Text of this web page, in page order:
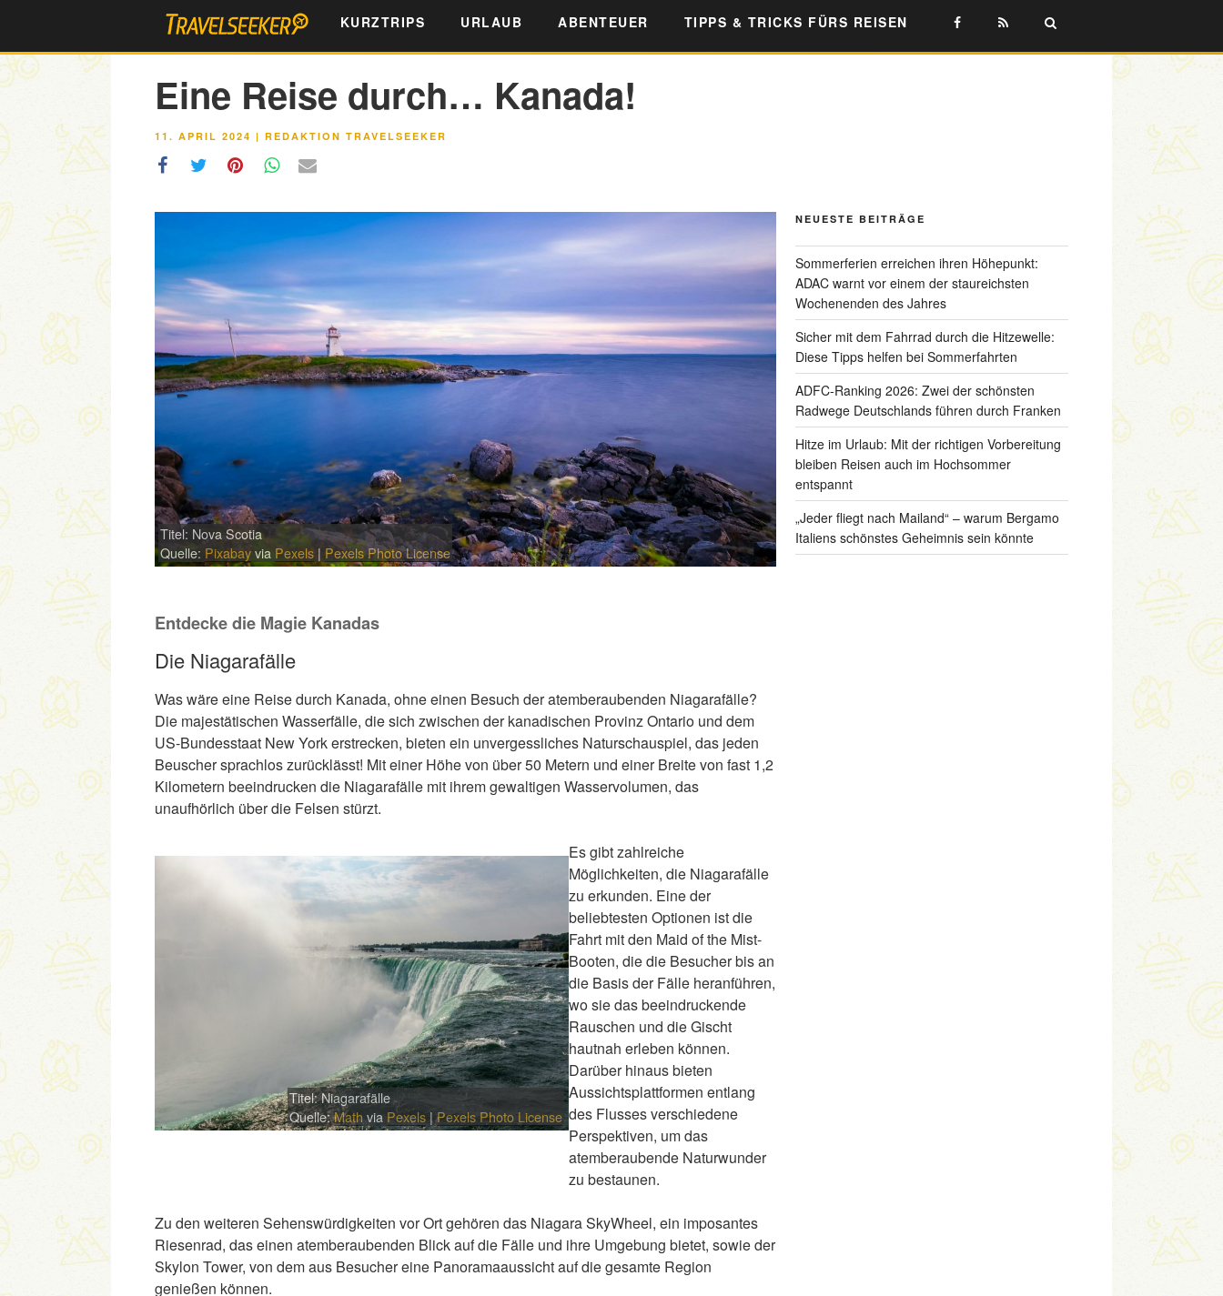
springen
KURZTRIPS URLAUB ABENTEUER TIPPS & TRICKS FÜRS REISEN
Eine Reise durch… Kanada!
VERÖFFENTLICHT
11. APRIL 2024 | REDAKTION TRAVELSEEKER
Titel: Nova Scotia
Quelle: Pixabayvia Pexels | Pexels Photo License
Entdecke die Magie Kanadas
Die Niagarafälle
Was wäre eine Reise durch Kanada, ohne einen Besuch der atemberaubenden Niagarafälle?
Die majestätischen Wasserfälle, die sich zwischen der kanadischen Provinz Ontario und dem
US-Bundesstaat New York erstrecken, bieten ein unvergessliches Naturschauspiel, das jeden
Beuscher sprachlos zurücklässt! Mit einer Höhe von über 50 Metern und einer Breite von fast 1,2
Kilometern beeindrucken die Niagarafälle mit ihrem gewaltigen Wasservolumen, das
unaufhörlich über die Felsen stürzt.
Titel: Niagarafälle
Quelle:Mathvia Pexels|Pexels Photo License
Es gibt zahlreiche
Möglichkeiten, die Niagarafälle
zu erkunden. Eine der
beliebtesten Optionen ist die
Fahrt mit den Maid of the Mist-
Booten, die die Besucher bis an
die Basis der Fälle heranführen,
wo sie das beeindruckende
Rauschen und die Gischt
hautnah erleben können.
Darüber hinaus bieten
Aussichtsplattformen entlang
des Flusses verschiedene
Perspektiven, um das
atemberaubende Naturwunder
zu bestaunen.
Zu den weiteren Sehenswürdigkeiten vor Ort gehören das Niagara SkyWheel, ein imposantes
Riesenrad, das einen atemberaubenden Blick auf die Fälle und ihre Umgebung bietet, sowie der
Skylon Tower, von dem aus Besucher eine Panoramaaussicht auf die gesamte Region
genießen können.
NEUESTE BEITRÄGE
Sommerferien erreichen ihren Höhepunkt:
ADAC warnt vor einem der staureichsten
Wochenenden des Jahres
Sicher mit dem Fahrrad durch die Hitzewelle:
Diese Tipps helfen bei Sommerfahrten
ADFC-Ranking 2026: Zwei der schönsten
Radwege Deutschlands führen durch Franken
Hitze im Urlaub: Mit der richtigen Vorbereitung
bleiben Reisen auch im Hochsommer
entspannt
„Jeder fliegt nach Mailand“ – warum Bergamo
Italiens schönstes Geheimnis sein könnte